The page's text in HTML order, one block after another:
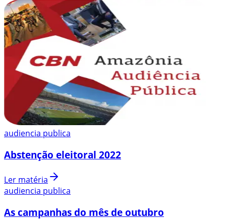
audiencia publica
Abstenção eleitoral 2022
Ler matéria
audiencia publica
As campanhas do mês de outubro